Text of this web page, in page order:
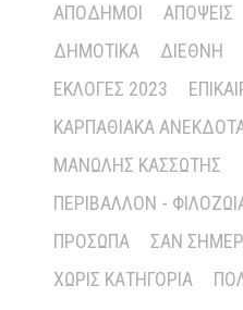
ΑΠΌΔΗΜΟΙ
ΑΠΌΨΕΙΣ
ΔΗΜΟΤΙΚΆ
ΔΙΕΘΝΉ
ΕΚΛΟΓΈΣ 2023
ΚΑΡΠΑΘΙΑΚΆ
ΜΑΝΏΛΗΣ ΚΑΣΣΏΤΗΣ
ΠΕΡΙΒΆΛΛΟΝ -
ΠΡΌΣΩΠΑ
ΣΑΝ
ΧΩΡΊΣ ΚΑΤΗΓΟΡΊΑ